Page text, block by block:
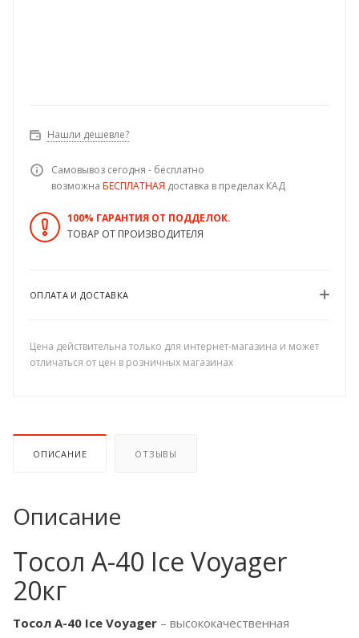
Нашли дешевле?
Самовывоз сегодня - бесплатно
возможна БЕСПЛАТНАЯ доставка в пределах КАД
100% ГАРАНТИЯ ОТ ПОДДЕЛОК.
ТОВАР ОТ ПРОИЗВОДИТЕЛЯ
ОПЛАТА И ДОСТАВКА
Цена действительна только для интернет-магазина и может
отличаться от цен в розничных магазинах
ОПИСАНИЕ ОТЗЫВЫ
Описание
Тосол А-40 Ice Voyager
20кг
Тосол А-40 Ice Voyager – высококачественная